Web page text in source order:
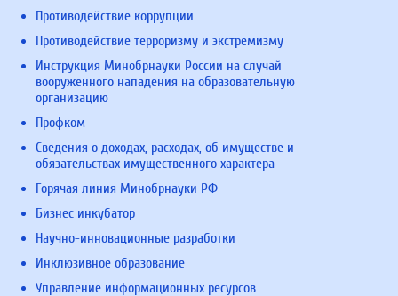
Противодействие коррупции
Противодействие терроризму и экстремизму
Инструкция Минобрнауки России на случай
вооруженного нападения на образовательную
организацию
Профком
Сведения о доходах, расходах, об имуществе и
обязательствах имущественного характера
Горячая линия Минобрнауки РФ
Бизнес инкубатор
Научно-инновационные разработки
Инклюзивное образование
Управление информационных ресурсов